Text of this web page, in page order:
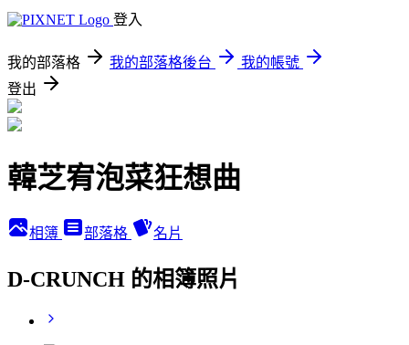
登入
我的部落格 我的部落格後台
我的帳號
登出
韓芝宥泡菜狂想曲
相簿 部落格 名片
D-CRUNCH 的相簿照片